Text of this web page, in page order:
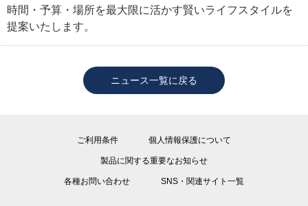
時間・予算・場所を最大限に活かす賢いライフスタイルを
提案いたします。
ニュース一覧に戻る
ご利用条件 個人情報保護について
製品に関する重要なお知らせ
各種お問い合わせ SNS・関連サイト一覧